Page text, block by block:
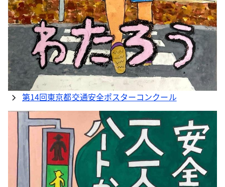
第14回東京都交通安全ポスターコンクール